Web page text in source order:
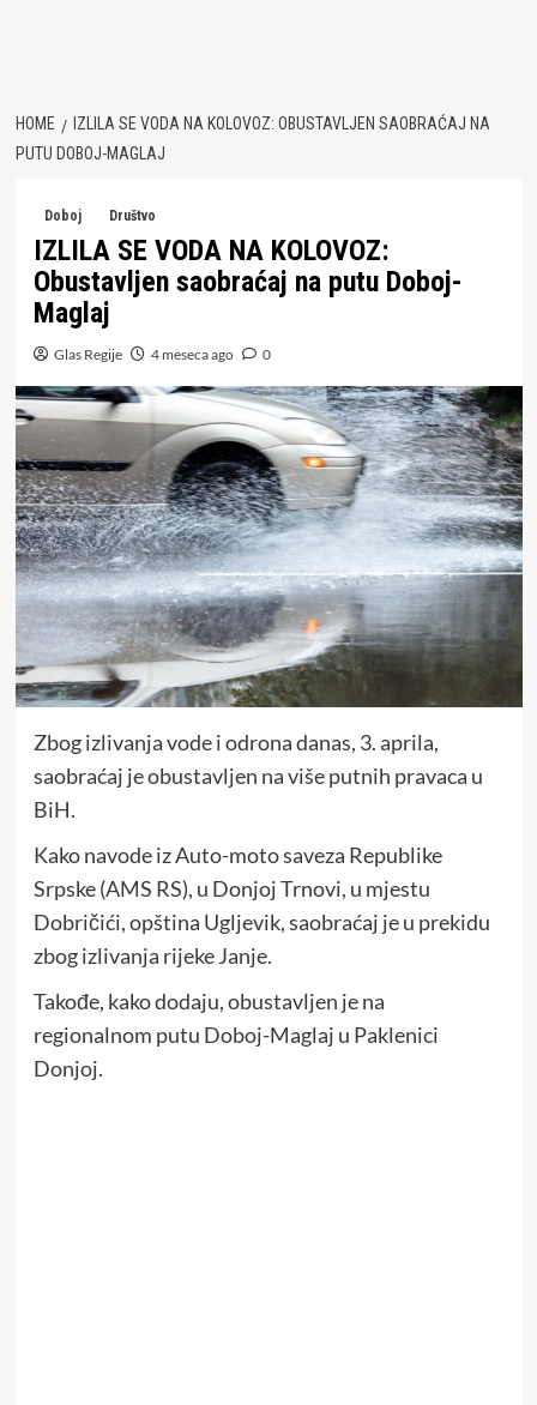
HOME
IZLILA SE VODA NA KOLOVOZ: OBUSTAVLJEN SAOBRAĆAJ NA
PUTU DOBOJ-MAGLAJ
Doboj Društvo
IZLILA SE VODA NA KOLOVOZ:
Obustavljen saobraćaj na putu Doboj-
Maglaj
Glas Regije 4 meseca ago 0
Zbog izlivanja vode i odrona danas, 3. aprila,
saobraćaj je obustavljen na više putnih pravaca u
BiH.
Kako navode iz Auto-moto saveza Republike
Srpske (AMS RS), u Donjoj Trnovi, u mjestu
Dobričići, opština Ugljevik, saobraćaj je u prekidu
zbog izlivanja rijeke Janje.
Takođe, kako dodaju, obustavljen je na
regionalnom putu Doboj-Maglaj u Paklenici
Donjoj.